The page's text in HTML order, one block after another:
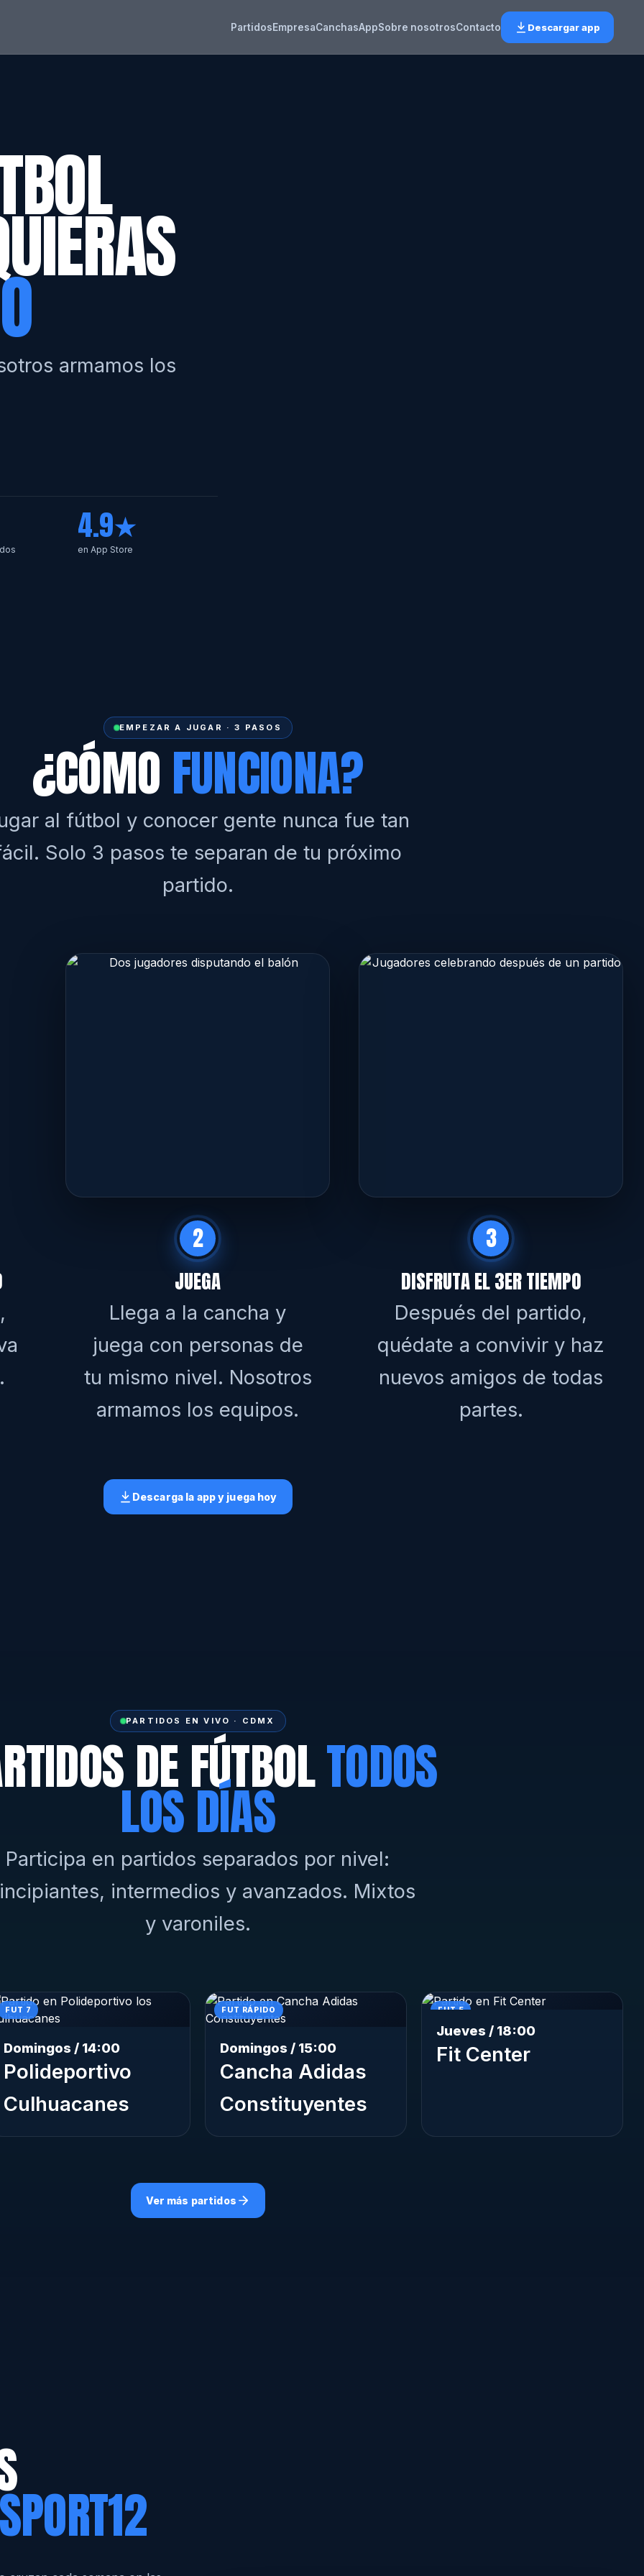
PartidosEmpresaCanchasAppSobre nosotrosContacto Descargar app
armamos los
4.9★
en App Store
EMPEZAR A JUGAR · 3 PASOS
¿CÓMOFUNCIONA?
al fútbol y conocer gente nunca fue tan
Solo 3 pasos te separan de tu próximo
partido.
2
JUEGA
Llega a la cancha y
juega con personas de
tu mismo nivel. Nosotros
armamos los equipos.
3
DISFRUTA EL 3ER TIEMPO
Después del partido,
quédate a convivir y haz
nuevos amigos de todas
partes.
Descarga la app y juega hoy
PARTIDOS EN VIVO · CDMX
DE FÚTBOLTODOS
LOS DÍAS
Participa en partidos separados por nivel:
intermedios y avanzados. Mixtos
y varoniles.
FUT 7
Domingos / 14:00
Polideportivo
Culhuacanes
FUT RÁPIDO
Domingos / 15:00
Cancha Adidas
Constituyentes
FUT 5
Jueves / 18:00
Fit Center
Ver más partidos